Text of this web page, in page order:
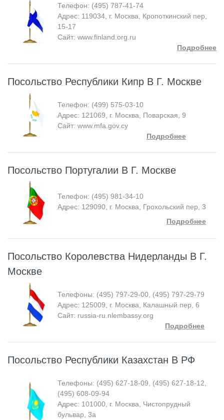
Телефон: (495) 787-41-74
Адрес: 119034, г. Москва, Кропоткинский пер,
15-17
Сайт: www.finland.org.ru
Подробнее
Посольство Республики Кипр В Г. Москве
Телефон: (499) 575-03-10
Адрес: 121069, г. Москва, Поварская, 9
Сайт: www.mfa.gov.cy
Подробнее
Посольство Португалии В Г. Москве
Телефон: (495) 981-34-10
Адрес: 129090, г. Москва, Грохольский пер, 3
Подробнее
Посольство Королевства Нидерланды В Г.
Москве
Телефоны: (495) 797-29-00, (495) 797-29-79
Адрес: 125009, г. Москва, Калашный пер, 6
Сайт: russia-ru.nlembassy.org
Подробнее
Посольство Республики Казахстан В РФ
Телефоны: (495) 627-18-09, (495) 627-18-12,
(495) 608-09-94
Адрес: 101000, г. Москва, Чистопрудный
бульвар, 3а